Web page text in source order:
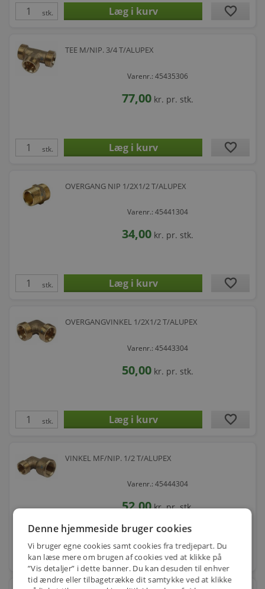
stk. favorite
TEE M/NIP. 3/4 T/ALUPEX
Varenr.: 45435306
77,00 kr. pr. stk.
stk. favorite
OVERGANG NIP 1/2X1/2 T/ALUPEX
Varenr.: 45441304
34,00 kr. pr. stk.
stk. favorite
OVERGANGVINKEL 1/2X1/2 T/ALUPEX
Varenr.: 45443304
50,00 kr. pr. stk.
stk. favorite
VINKEL MF/NIP. 1/2 T/ALUPEX
Varenr.: 45444304
52,00 kr.pr. stk.
stk.
Denne hjemmeside bruger cookies
Vi bruger egne cookies samt cookies fra tredjepart. Du
kan læse mere om brugen af cookies ved at klikke på
”Vis detaljer” i dette banner. Du kan desuden til enhver
tid ændre eller tilbagetrække dit samtykke ved at klikke